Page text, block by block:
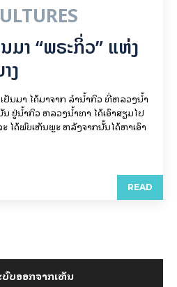
ມາ “ພຣະກິ່ວ” ແຫ່ງ
ງ
ນມາ ໄດ້ມາຈາກ ລຳນ້ຳກິວ ທີ່ຫລວງນ້ຳ
ຢູ່ນ້ຳກິວ ຫລວງນ້ຳທາ ໄດ້ເອົາສຽມໄປ
ໄດ້ພົບເຫັນພຼະ ຫລັງຈາກນັ້ນໄດ້ຫາເອົາ
READ
ບົບ​ອອກ​ຈາກ​ເຫັນ